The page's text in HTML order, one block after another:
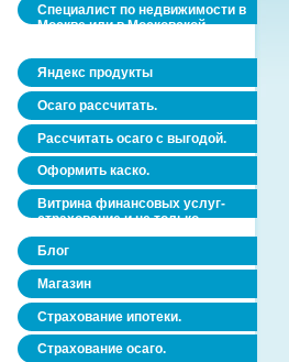
Специалист по недвижимости в
Москве или в Московской
Яндекс продукты
Осаго рассчитать.
Рассчитать осаго с выгодой.
Оформить каско.
Витрина финансовых услуг-
страхование и не только.
Блог
Магазин
Страхование ипотеки.
Страхование осаго.